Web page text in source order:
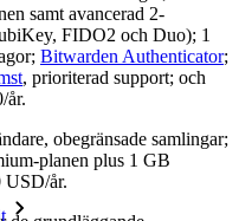
samt avancerad 2-
FIDO2 och Duo); 1
Bitwarden Authenticator;
, prioriterad support; och
år.
obegränsade samlingar;
planen plus 1 GB
USD/år.